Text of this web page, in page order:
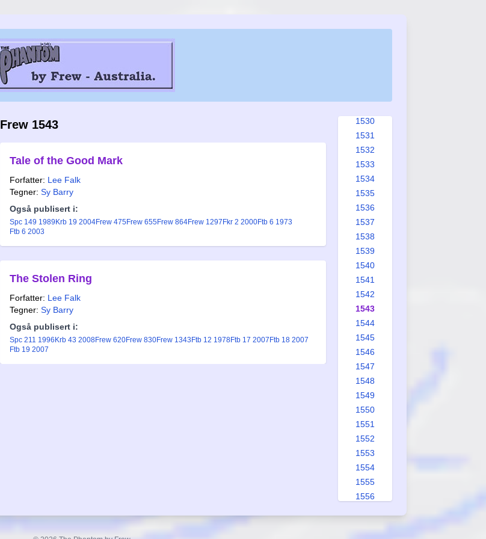
Frew 1543
Tale of the Good Mark
Forfatter: Lee Falk
Tegner: Sy Barry
Også publisert i:
Spc 149 1989 Krb 19 2004Frew 475Frew 655Frew 864Frew 1297 Fkr 2 2000Ftb 6 1973
Ftb 6 2003
The Stolen Ring
Forfatter: Lee Falk
Tegner: Sy Barry
Også publisert i:
Spc 211 1996 Krb 43 2008Frew 620Frew 830Frew 1343 Ftb 12 1978Ftb 17 2007 Ftb 18 2007
Ftb 19 2007
1530
1531
1532
1533
1534
1535
1536
1537
1538
1539
1540
1541
1542
1543
1544
1545
1546
1547
1548
1549
1550
1551
1552
1553
1554
1555
1556